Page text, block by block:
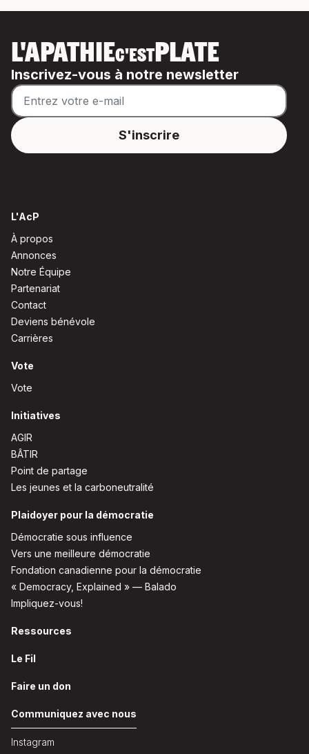
L'APATHIEC'ESTPLATE
Inscrivez-vous à notre newsletter
L'AcP
À propos
Annonces
Notre Équipe
Partenariat
Contact
Deviens bénévole
Carrières
Vote
Vote
Initiatives
AGIR
BÂTIR
Point de partage
Les jeunes et la carboneutralité
Plaidoyer pour la démocratie
Démocratie sous influence
Vers une meilleure démocratie
Fondation canadienne pour la démocratie
« Democracy, Explained » — Balado
Impliquez-vous!
Ressources
Le Fil
Faire un don
Communiquez avec nous
Instagram